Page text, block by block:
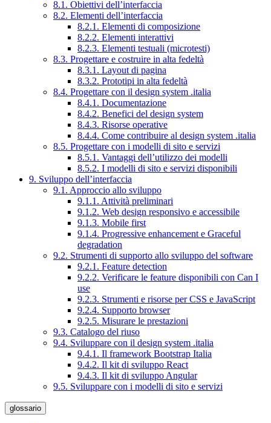
8.1. Obiettivi dell’interfaccia
8.2. Elementi dell’interfaccia
8.2.1. Elementi di composizione
8.2.2. Elementi interattivi
8.2.3. Elementi testuali (microtesti)
8.3. Progettare e costruire in alta fedeltà
8.3.1. Layout di pagina
8.3.2. Prototipi in alta fedeltà
8.4. Progettare con il design system .italia
8.4.1. Documentazione
8.4.2. Benefici del design system
8.4.3. Risorse operative
8.4.4. Come contribuire al design system .italia
8.5. Progettare con i modelli di sito e servizi
8.5.1. Vantaggi dell’utilizzo dei modelli
8.5.2. I modelli di sito e servizi disponibili
9. Sviluppo dell’interfaccia
9.1. Approccio allo sviluppo
9.1.1. Attività preliminari
9.1.2. Web design responsivo e accessibile
9.1.3. Mobile first
9.1.4. Progressive enhancement e Graceful
degradation
9.2. Strumenti di supporto allo sviluppo del software
9.2.1. Feature detection
9.2.2. Verificare le feature disponibili con Can I
use
9.2.3. Strumenti e risorse per CSS e JavaScript
9.2.4. Supporto browser
9.2.5. Misurare le prestazioni
9.3. Catalogo del riuso
9.4. Sviluppare con il design system .italia
9.4.1. Il framework Bootstrap Italia
9.4.2. Il kit di sviluppo React
9.4.3. Il kit di sviluppo Angular
9.5. Sviluppare con i modelli di sito e servizi
glossario